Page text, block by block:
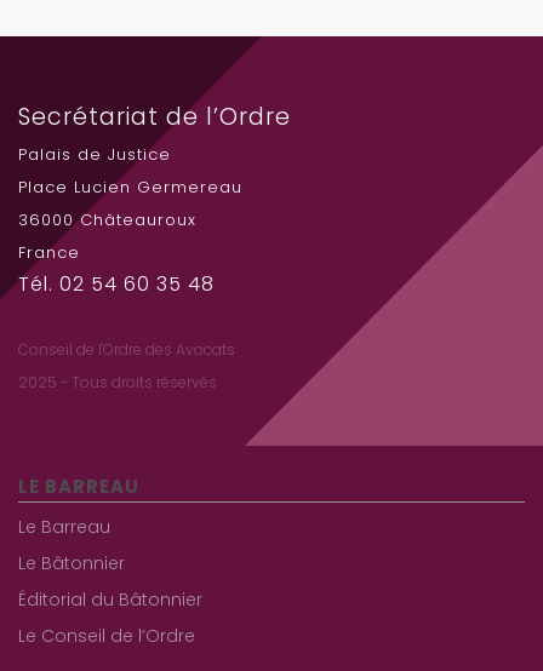
Secrétariat de l’Ordre
Palais de Justice
Place Lucien Germereau
36000 Châteauroux
France
Tél. 02 54 60 35 48
Conseil de l'Ordre des Avocats
2025 - Tous droits réservés
LE BARREAU
Le Barreau
Le Bâtonnier
Éditorial du Bâtonnier
Le Conseil de l’Ordre